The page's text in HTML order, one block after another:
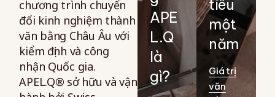
chương trình chuyển
đổi kinh nghiệm thành
văn bằng Châu Âu với
kiểm định và công
nhận Quốc gia.
APEL.Q® sở hữu và vận
APE
L.Q
là
gì?
tiêu
một
năm
Giá trị
văn